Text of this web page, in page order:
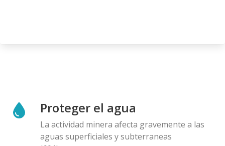
Proteger el agua
La actividad minera afecta gravemente a las
aguas superficiales y subterraneas